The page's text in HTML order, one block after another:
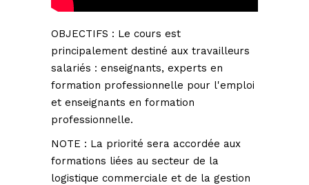
OBJECTIFS : Le cours est
principalement destiné aux travailleurs
salariés : enseignants, experts en
formation professionnelle pour l'emploi
et enseignants en formation
professionnelle.
NOTE : La priorité sera accordée aux
formations liées au secteur de la
logistique commerciale et de la gestion